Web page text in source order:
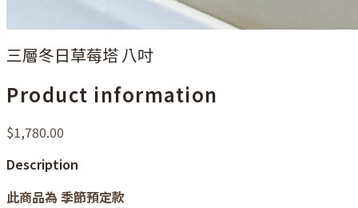
三層冬日草莓塔 八吋
Product information
$1,780.00
Description
此商品為 季節預定款